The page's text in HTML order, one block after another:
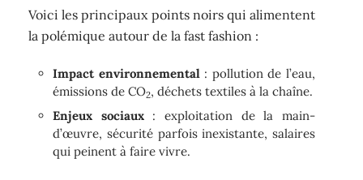
Voici les principaux points noirs qui alimentent
la polémique autour de la fast fashion :
Impact environnemental : pollution de l’eau,
émissions de CO2, déchets textiles à la chaîne.
Enjeux sociaux: exploitation de la main-
d’œuvre, sécurité parfois inexistante, salaires
qui peinent à faire vivre.